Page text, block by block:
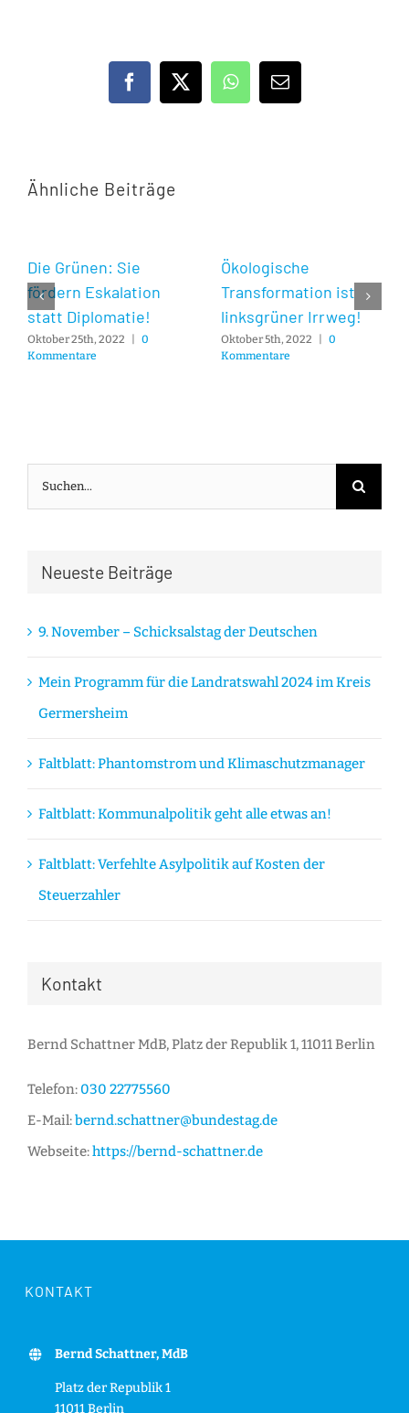
Facebook
X WhatsApp
E-
Mail
Ähnliche Beiträge
Die Grünen: Sie
fördern Eskalation
statt Diplomatie!
Oktober 25th, 2022
0
Kommentare
Ökologische
Transformation ist
linksgrüner Irrweg!
Oktober 5th, 2022
0
Kommentare
Suche
nach:
Neueste Beiträge
9. November – Schicksalstag der Deutschen
Mein Programm für die Landratswahl 2024 im Kreis
Germersheim
Faltblatt: Phantomstrom und Klimaschutzmanager
Faltblatt: Kommunalpolitik geht alle etwas an!
Faltblatt: Verfehlte Asylpolitik auf Kosten der
Steuerzahler
Kontakt
Bernd Schattner MdB, Platz der Republik 1, 11011 Berlin
Telefon: 030 22775560
E-Mail:bernd.schattner@bundestag.de
Webseite:https://bernd-schattner.de
KONTAKT
Bernd Schattner, MdB
Platz der Republik 1
11011 Berlin